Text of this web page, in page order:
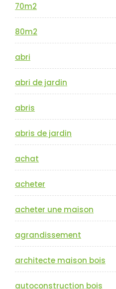
70m2
80m2
abri
abri de jardin
abris
abris de jardin
achat
acheter
acheter une maison
agrandissement
architecte maison bois
autoconstruction bois